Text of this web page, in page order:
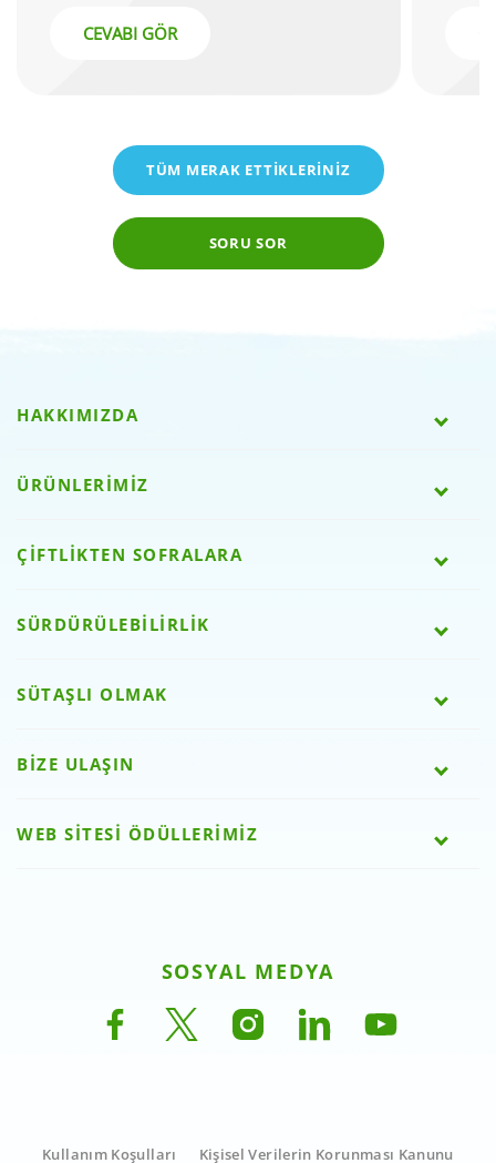
CEVABI GÖR
TÜM MERAK ETTİKLERİNİZ
SORU SOR
HAKKIMIZDA
ÜRÜNLERİMİZ
ÇİFTLİKTEN SOFRALARA
SÜRDÜRÜLEBİLİRLİK
SÜTAŞLI OLMAK
BİZE ULAŞIN
WEB SİTESİ ÖDÜLLERİMİZ
SOSYAL MEDYA
Kullanım Koşulları Kişisel Verilerin Korunması Kanunu